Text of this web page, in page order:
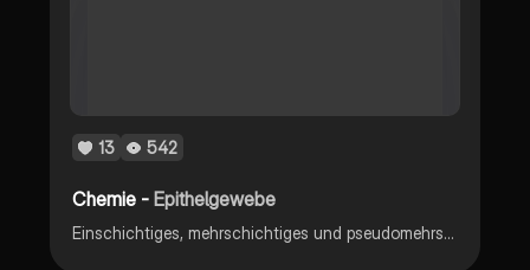
13 542
Chemie -Epithelgewebe
Einschichtiges, mehrschichtiges und pseudomehrschichtiges Epithelgewebe